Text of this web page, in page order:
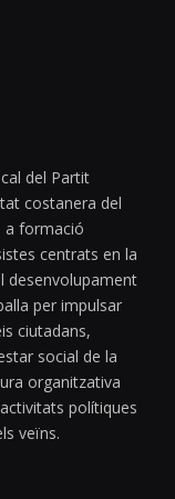
del Partit
costanera del
a formació
centrats en la
desenvolupament
per impulsar
ciutadans,
social de la
organitzativa
polítiques
veïns.